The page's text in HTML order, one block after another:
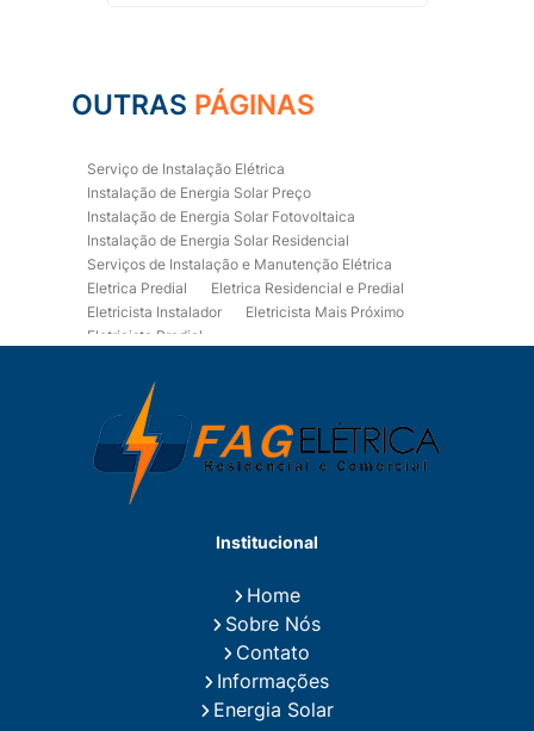
OUTRAS PÁGINAS
Serviço de Instalação Elétrica
Instalação de Energia Solar Preço
Instalação de Energia Solar Fotovoltaica
Instalação de Energia Solar Residencial
Serviços de Instalação e Manutenção Elétrica
Eletrica Predial
Eletrica Residencial e Predial
Eletricista Instalador
Eletricista Mais Próximo
Eletricista Predial
Eletricista Residencial
Eletricista Residencial E Predial
Eletricistas de Manutenção
Empresa de Instalações Elétricas
Empresa de Manutenção Eletrica
Empresa de Prestação de Serviços Eletricos
Fiação para Instalação Eletrica Residencial
Instalação de Energia Solar Residencial Preço
Instalação de Painel Solar
Instalação de Placa Solar
Instalação de Sistema Fotovoltaico
Instalação E Manutenção Elétrica
Instalação Elétrica Comercial
Institucional
Home
Sobre Nós
Contato
Informações
Energia Solar